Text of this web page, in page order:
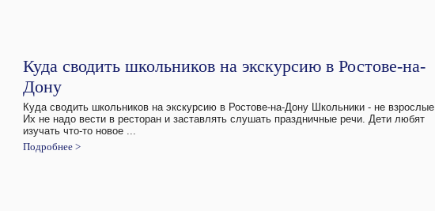
Куда сводить школьников на экскурсию в Ростове-на-
Дону
Куда сводить школьников на экскурсию в Ростове-на-Дону Школьники - не взрослые.
Их не надо вести в ресторан и заставлять слушать праздничные речи. Дети любят
изучать что-то новое ...
Подробнее >